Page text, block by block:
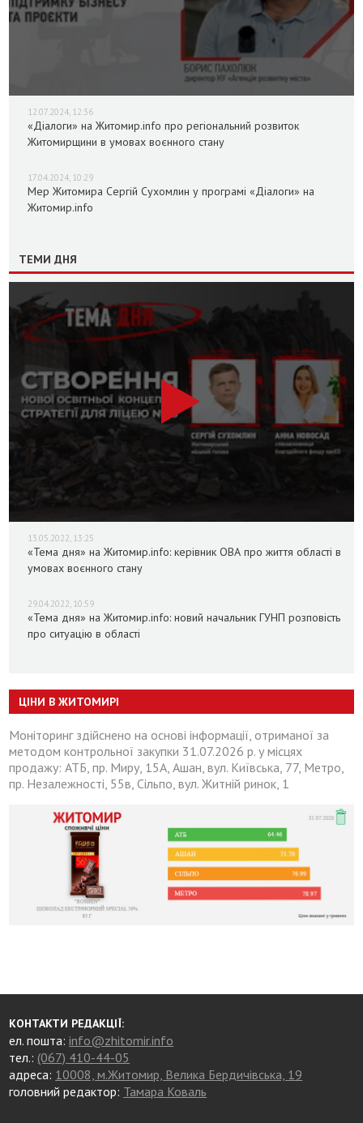
12.07.2024, 12:36
«Діалоги» на Житомир.info про регіональний розвиток
Житомирщини в умовах воєнного стану
17.04.2024, 10:29
Мер Житомира Сергій Сухомлин у програмі «Діалоги» на
Житомир.info
ТЕМИ ДНЯ
13.05.2022, 13:25
«Тема дня» на Житомир.info: керівник ОВА про життя області в
умовах воєнного стану
29.04.2022, 10:59
«Тема дня» на Житомир.info: новий начальник ГУНП розповість
про ситуацію в області
ЦІНИ В ЖИТОМИРІ
Моніторинг здійснено на основі інформації, отриманої за
методом контрольної закупки 31.07.2026 р. у місцях
продажу: АТБ, пр. Миру, 15А, Ашан, вул. Київська, 77, Метро,
пр. Незалежності, 55в, Сільпо, вул. Житній ринок, 1
КОНТАКТИ РЕДАКЦІЇ:
ел. пошта:info@zhitomir.info
тел.: (067) 410-44-05
адреса: 10008, м.Житомир, Велика Бердичівська, 19
головний редактор: Тамара Коваль